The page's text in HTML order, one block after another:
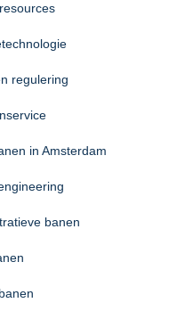
regulering
in Amsterdam
banen